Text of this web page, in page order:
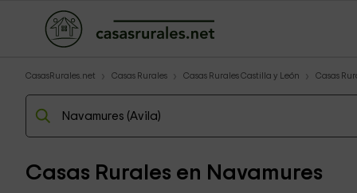
CasasRurales.net Casas Rurales Casas Rurales Castilla y León Casas
Casas Rurales en Navamures